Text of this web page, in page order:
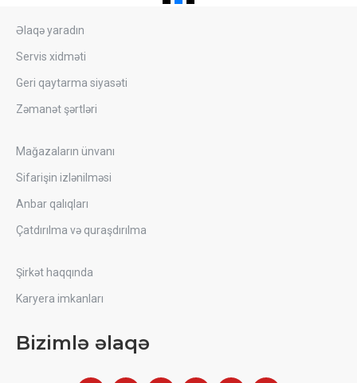
Əlaqə yaradın
Servis xidməti
Geri qaytarma siyasəti
Zəmanət şərtləri
Mağazaların ünvanı
Sifarişin izlənilməsi
Anbar qalıqları
Çatdırılma və quraşdırılma
Şirkət haqqında
Karyera imkanları
Bizimlə əlaqə